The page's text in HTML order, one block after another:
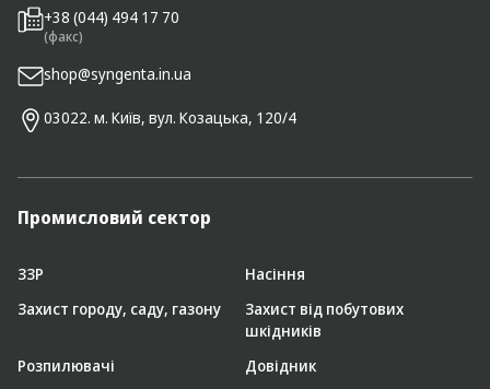
+38 (044) 494 17 70
(факс)
shop@syngenta.in.ua
03022. м. Київ, вул. Козацька, 120/4
Промисловий сектор
ЗЗР
Насіння
Захист городу, саду, газону
Захист від побутових
шкідників
Розпилювачі
Довідник